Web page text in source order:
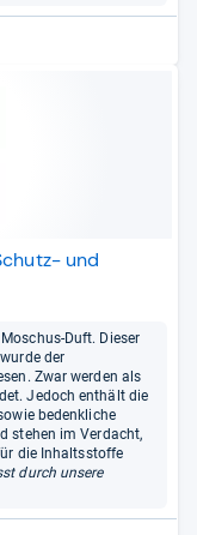
und
Duft. Dieser
der
Zwar werden als
Jedoch enthält die
bedenkliche
stehen im Verdacht,
die Inhaltsstoffe
durch unsere